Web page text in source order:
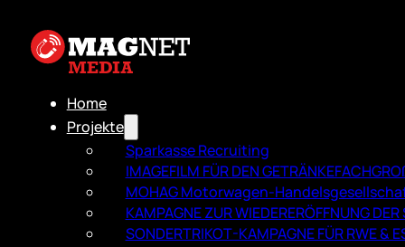
Home
Projekte
Sparkasse Recruiting
IMAGEFILM FÜR DEN
MOHAG Motorwagen-
KAMPAGNE ZUR WIEDERERÖFFNUNG
SONDERTRIKOT-KAMPAGNE FÜR RWE &